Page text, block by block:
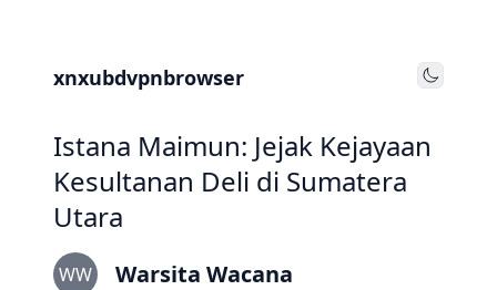
xnxubdvpnbrowser Toggle
Istana Maimun: Jejak Kejayaan
Kesultanan Deli di Sumatera
Utara
WW Warsita Wacana